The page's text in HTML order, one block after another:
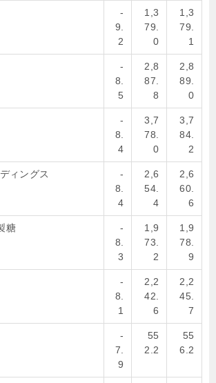
-
9.
2
1,3
79.
0
1,3
79.
1
-
8.
5
2,8
87.
8
2,8
89.
0
-
8.
4
3,7
78.
0
3,7
84.
2
ィングス
-
8.
4
2,6
54.
4
2,6
60.
6
糖
-
8.
3
1,9
73.
2
1,9
78.
9
-
8.
1
2,2
42.
6
2,2
45.
7
-
7.
9
55
2.2
55
6.2